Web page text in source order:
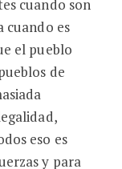
cuando son
cuando es
el pueblo
de
eso es
y para